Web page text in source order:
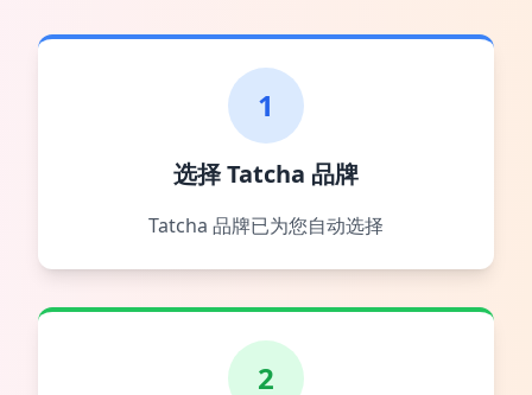
1
选择 Tatcha 品牌
Tatcha 品牌已为您自动选择
2